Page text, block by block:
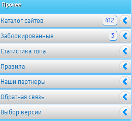
Прочее
Каталог сайтов 412
Заблокированные 3
Cтатистика топа
Правила
Наши партнеры
Обратная связь
Выбор версии